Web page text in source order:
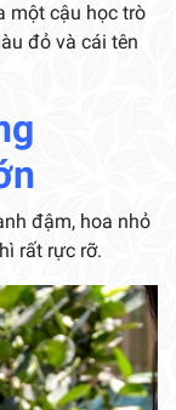
một cậu học trò
đỏ và cái tên
đậm, hoa nhỏ
rất rực rỡ.